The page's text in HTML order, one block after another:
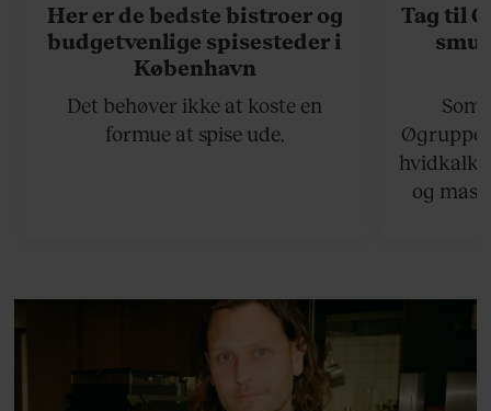
Her er de bedste bistroer og
budgetvenlige spisesteder i
København
Det behøver ikke at koste en
formue at spise ude.
Tag til
og